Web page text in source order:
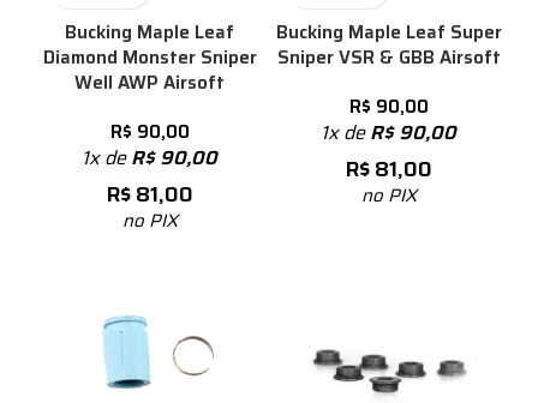
Bucking Maple Leaf
Diamond Monster Sniper
Well AWP Airsoft
R$ 90,00
1x deR$90,00
R$81,00
no PIX
Bucking Maple Leaf Super
Sniper VSR & GBB Airsoft
R$ 90,00
1x deR$90,00
R$81,00
no PIX